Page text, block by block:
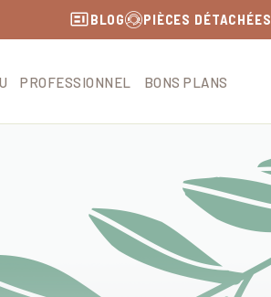
BLOG PIÈCES DÉTACHÉES
PROFESSIONNEL BONS PLANS